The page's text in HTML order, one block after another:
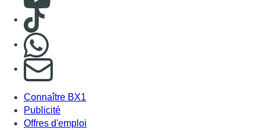
Consulter TikTok
S'abonner à notre newsletter
Connaître BX1
Publicité
Offres d'emploi